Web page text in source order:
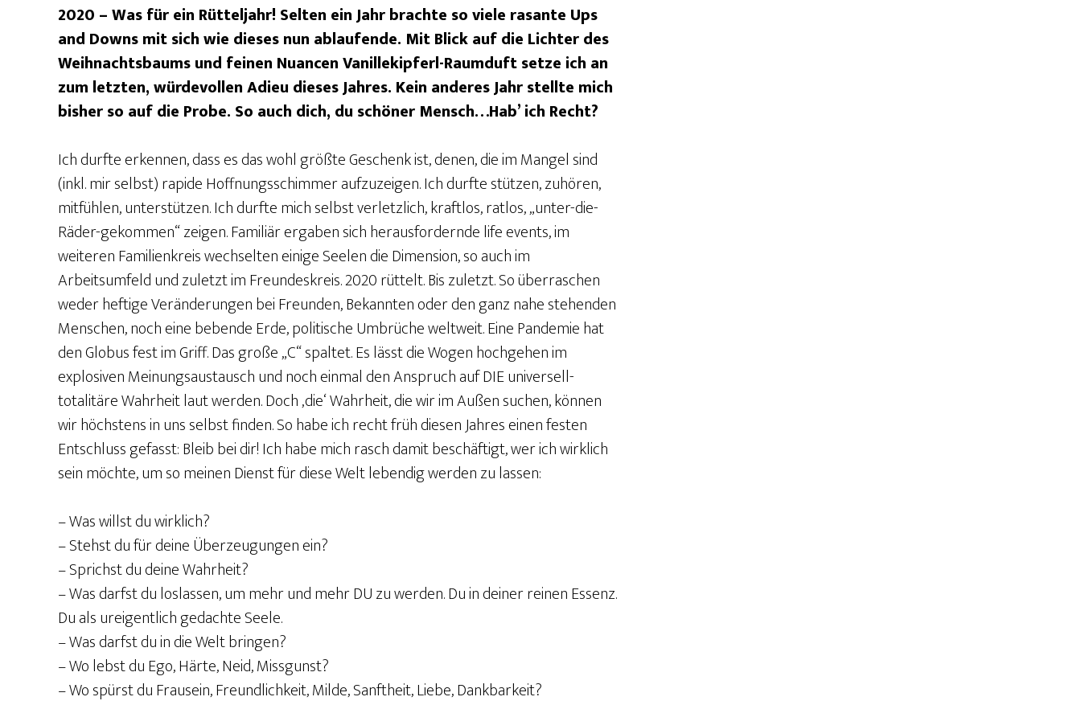
2020 – Was für ein Rütteljahr! Selten ein Jahr brachte so viele rasante Ups
and Downs mit sich wie dieses nun ablaufende. Mit Blick auf die Lichter des
Weihnachtsbaums und feinen Nuancen Vanillekipferl-Raumduft setze ich an
zum letzten, würdevollen Adieu dieses Jahres. Kein anderes Jahr stellte mich
bisher so auf die Probe. So auch dich, du schöner Mensch…Hab’ ich Recht?
Ich durfte erkennen, dass es das wohl größte Geschenk ist, denen, die im Mangel sind
(inkl. mir selbst) rapide Hoffnungsschimmer aufzuzeigen. Ich durfte stützen, zuhören,
mitfühlen, unterstützen. Ich durfte mich selbst verletzlich, kraftlos, ratlos, „unter-die-
Räder-gekommen“ zeigen. Familiär ergaben sich herausfordernde life events, im
weiteren Familienkreis wechselten einige Seelen die Dimension, so auch im
Arbeitsumfeld und zuletzt im Freundeskreis. 2020 rüttelt. Bis zuletzt. So überraschen
weder heftige Veränderungen bei Freunden, Bekannten oder den ganz nahe stehenden
Menschen, noch eine bebende Erde, politische Umbrüche weltweit. Eine Pandemie hat
den Globus fest im Griff. Das große „C“ spaltet. Es lässt die Wogen hochgehen im
explosiven Meinungsaustausch und noch einmal den Anspruch auf DIE universell-
totalitäre Wahrheit laut werden. Doch ‚die‘ Wahrheit, die wir im Außen suchen, können
wir höchstens in uns selbst finden. So habe ich recht früh diesen Jahres einen festen
Entschluss gefasst: Bleib bei dir! Ich habe mich rasch damit beschäftigt, wer ich wirklich
sein möchte, um so meinen Dienst für diese Welt lebendig werden zu lassen:
– Was willst du wirklich?
– Stehst du für deine Überzeugungen ein?
– Sprichst du deine Wahrheit?
– Was darfst du loslassen, um mehr und mehr DU zu werden. Du in deiner reinen Essenz.
Du als ureigentlich gedachte Seele.
– Was darfst du in die Welt bringen?
– Wo lebst du Ego, Härte, Neid, Missgunst?
– Wo spürst du Frausein, Freundlichkeit, Milde, Sanftheit, Liebe, Dankbarkeit?